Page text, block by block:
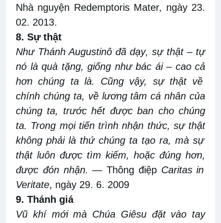
Nhà nguyện Redemptoris Mater, ngày 23.
02. 2013.
8. Sự thật
Như Thánh Augustinô đã dạy, sự thật – tự
nó là quà tặng, giống như bác ái– caocả
hơn chúng talà.
Cũng vậy, sự thật về
chính chúng ta, về lương tâm cá nhân của
chúng ta, trước hết được ban cho chúng
ta. Trong mọi tiếntrình nhận thức, sự thật
không phải là thứ chúng ta tạo ra, mà sự
thật luôn được tìm kiếm, hoặc đúng hơn,
được đón nhận.— Thông điệp Caritas in
Veritate, ngày 29. 6. 2009
9. Thánh giá
Vũ khí mới mà Chúa Giêsu đặt vào tay